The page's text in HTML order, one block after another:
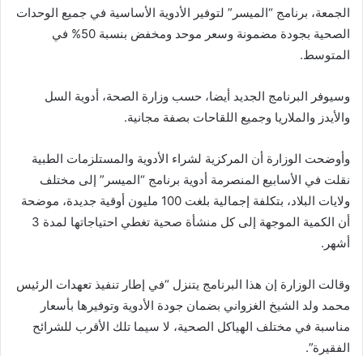
الجمعة، برنامج “الميسر” لتوفير الأدوية الأساسية في جميع الوحدات
الصحية بجودة مضمونة وسعر موحد ومخفض بنسبة 50% في
المتوسط.
وسيوفر البرنامج الجديد أيضا، حسب وزارة الصحة، أدوية السل
والأيدز والملاريا وجميع اللقاحات بصفة مجانية.
وأوضحت الوزارة أن المركزية لشراء الأدوية والمستلزمات الطبية
نقلت في الأسابيع المنصرمة أدوية برنامج “الميسر” إلى مختلف
ولايات البلاد، بتكلفة إجمالية بلغت 100 مليون أوقية جديدة، موضحة
أن الكمية الموجهة إلى كل منشأة صحية تغطي احتياجاتها لمدة 3
أشهر.
وقالت الوزارة إن هذا البرنامج يتنزل “في إطار تنفيذ تعهدات الرئيس
محمد ولد الشيخ الغزواني بضمان جودة الأدوية وتوفيرها بأسعار
مناسبة في مختلف الهياكل الصحية، لا سيما تلك الأقرب للشرائح
الفقيرة”.